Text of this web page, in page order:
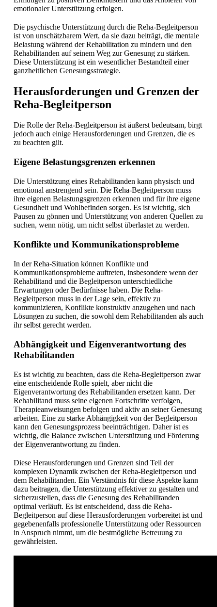
emotionaler Unterstützung erfolgen.
Die psychische Unterstützung durch die Reha-Begleitperson
ist von unschätzbarem Wert, da sie dazu beiträgt, die mentale
Belastung während der Rehabilitation zu mindern und den
Rehabilitanden auf seinem Weg zur Genesung zu stärken.
Diese Unterstützung ist ein wesentlicher Bestandteil einer
ganzheitlichen Genesungsstrategie.
Herausforderungen und Grenzen der
Reha-Begleitperson
Die Rolle der Reha-Begleitperson ist äußerst bedeutsam, birgt
jedoch auch einige Herausforderungen und Grenzen, die es
zu beachten gilt.
Eigene Belastungsgrenzen erkennen
Die Unterstützung eines Rehabilitanden kann physisch und
emotional anstrengend sein. Die Reha-Begleitperson muss
ihre eigenen Belastungsgrenzen erkennen und für ihre eigene
Gesundheit und Wohlbefinden sorgen. Es ist wichtig, sich
Pausen zu gönnen und Unterstützung von anderen Quellen zu
suchen, wenn nötig, um nicht selbst überlastet zu werden.
Konflikte und Kommunikationsprobleme
In der Reha-Situation können Konflikte und
Kommunikationsprobleme auftreten, insbesondere wenn der
Rehabilitand und die Begleitperson unterschiedliche
Erwartungen oder Bedürfnisse haben. Die Reha-
Begleitperson muss in der Lage sein, effektiv zu
kommunizieren, Konflikte konstruktiv anzugehen und nach
Lösungen zu suchen, die sowohl dem Rehabilitanden als auch
ihr selbst gerecht werden.
Abhängigkeit und Eigenverantwortung des
Rehabilitanden
Es ist wichtig zu beachten, dass die Reha-Begleitperson zwar
eine entscheidende Rolle spielt, aber nicht die
Eigenverantwortung des Rehabilitanden ersetzen kann. Der
Rehabilitand muss seine eigenen Fortschritte verfolgen,
Therapieanweisungen befolgen und aktiv an seiner Genesung
arbeiten. Eine zu starke Abhängigkeit von der Begleitperson
kann den Genesungsprozess beeinträchtigen. Daher ist es
wichtig, die Balance zwischen Unterstützung und Förderung
der Eigenverantwortung zu finden.
Diese Herausforderungen und Grenzen sind Teil der
komplexen Dynamik zwischen der Reha-Begleitperson und
dem Rehabilitanden. Ein Verständnis für diese Aspekte kann
dazu beitragen, die Unterstützung effektiver zu gestalten und
sicherzustellen, dass die Genesung des Rehabilitanden
optimal verläuft. Es ist entscheidend, dass die Reha-
Begleitperson auf diese Herausforderungen vorbereitet ist und
gegebenenfalls professionelle Unterstützung oder Ressourcen
in Anspruch nimmt, um die bestmögliche Betreuung zu
gewährleisten.